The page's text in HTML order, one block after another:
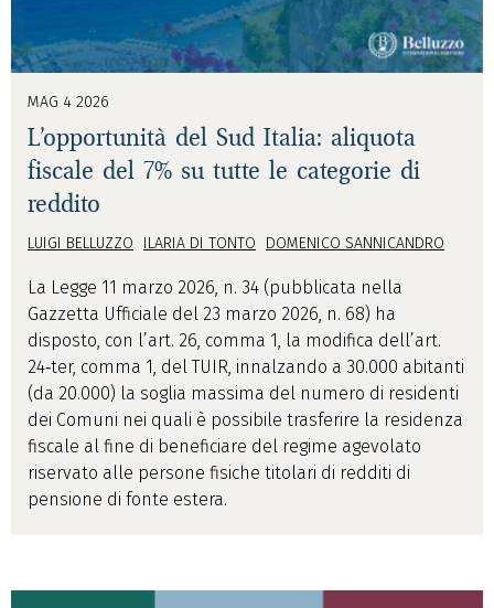
MAG 4 2026
L’opportunità del Sud Italia: aliquota
fiscale del 7% su tutte le categorie di
reddito
LUIGI BELLUZZO ILARIA DI TONTO DOMENICO SANNICANDRO
La Legge 11 marzo 2026, n. 34 (pubblicata nella
Gazzetta Ufficiale del 23 marzo 2026, n. 68) ha
disposto, con l’art. 26, comma 1, la modifica dell’art.
24‑ter, comma 1, del TUIR, innalzando a 30.000 abitanti
(da 20.000) la soglia massima del numero di residenti
dei Comuni nei quali è possibile trasferire la residenza
fiscale al fine di beneficiare del regime agevolato
riservato alle persone fisiche titolari di redditi di
pensione di fonte estera.